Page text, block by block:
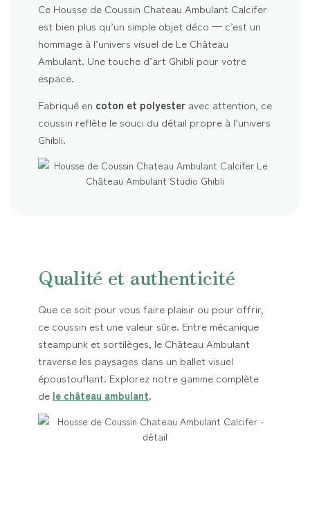
Ce Housse de Coussin Chateau Ambulant Calcifer
est bien plus qu’un simple objet déco — c’est un
hommage à l’univers visuel de Le Château
Ambulant. Une touche d’art Ghibli pour votre
espace.
Fabriqué en coton et polyester avec attention, ce
coussin reflète le souci du détail propre à l’univers
Ghibli.
Qualité et authenticité
Que ce soit pour vous faire plaisir ou pour offrir,
ce coussin est une valeur sûre. Entre mécanique
steampunk et sortilèges, le Château Ambulant
traverse les paysages dans un ballet visuel
époustouflant. Explorez notre gamme complète
de le château ambulant.